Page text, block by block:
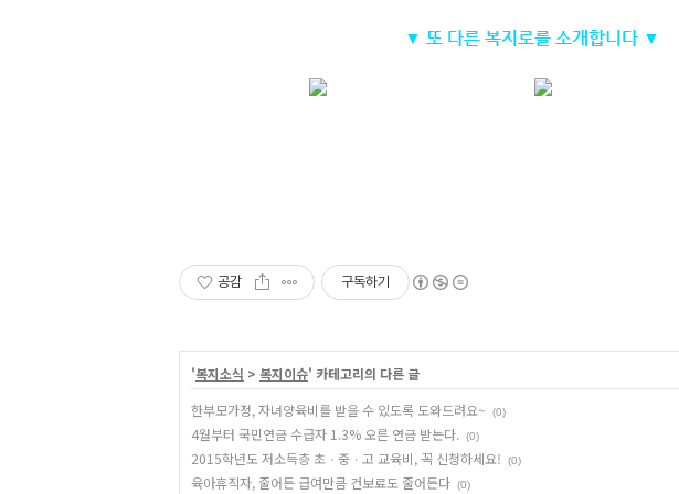
▼ 또 다른 복지로를 소개합니다 ▼
공감 구독하기
'복지소식 > 복지이슈' 카테고리의 다른 글
한부모가정, 자녀양육비를 받을 수 있도록 도와드려요~
(0)
4월부터 국민연금 수급자 1.3% 오른 연금 받는다. (0)
2015학년도 저소득층 초ㆍ중ㆍ고 교육비, 꼭 신청하세요! (0)
육아휴직자, 줄어든 급여만큼 건보료도 줄어든다 (0)